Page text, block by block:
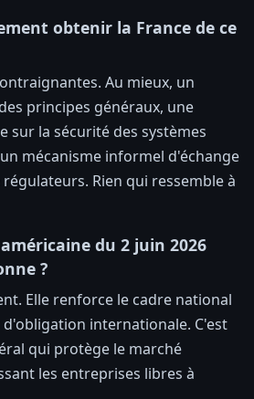
obtenir la France de ce
Au mieux, un
principes généraux, une
sur la sécurité des systèmes
mécanisme informel d'échange
Rien qui ressemble à
du 2 juin 2026
?
Elle renforce le cadre national
internationale. C'est
qui protège le marché
les entreprises libres à